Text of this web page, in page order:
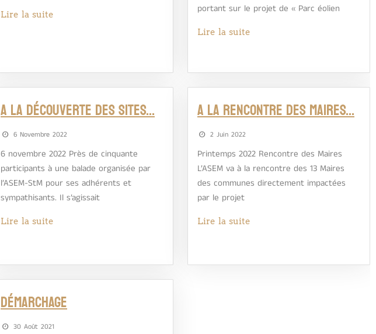
Lire la suite
portant sur le projet de « Parc éolien
Lire la suite
A LA DÉCOUVERTE DES SITES…
6 Novembre 2022
6 novembre 2022 Près de cinquante
participants à une balade organisée par
l’ASEM-StM pour ses adhérents et
sympathisants. Il s’agissait
Lire la suite
A la rencontre des Maires…
2 Juin 2022
Printemps 2022 Rencontre des Maires
L’ASEM va à la rencontre des 13 Maires
des communes directement impactées
par le projet
Lire la suite
Démarchage
30 Août 2021